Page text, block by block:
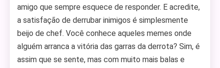
amigo que sempre esquece de responder. E acredite,
a satisfação de derrubar inimigos é simplesmente
beijo de chef. Você conhece aqueles memes onde
alguém arranca a vitória das garras da derrota? Sim, é
assim que se sente, mas com muito mais balas e